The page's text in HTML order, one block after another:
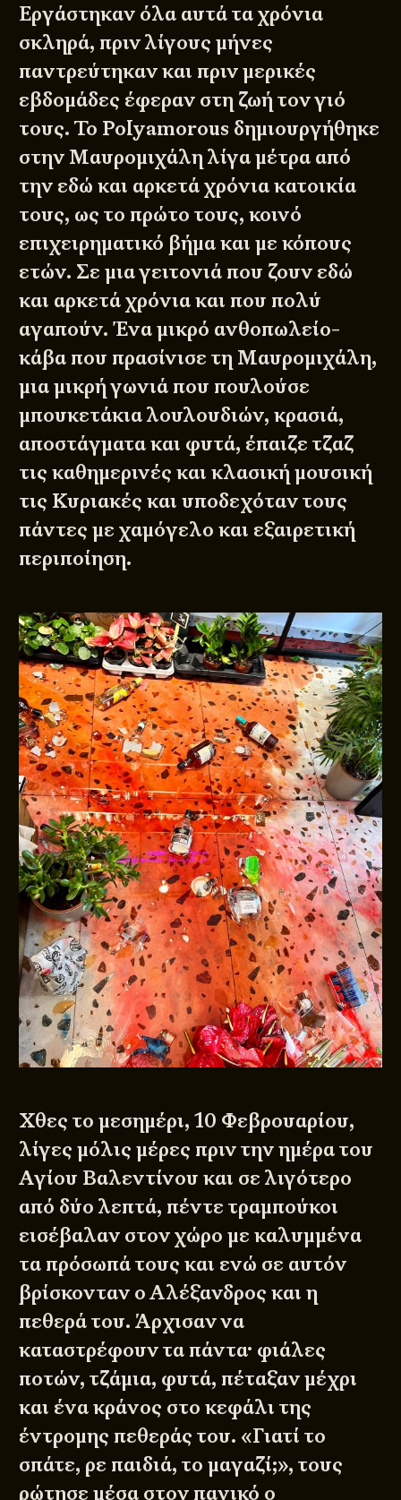
Εργάστηκαν όλα αυτά τα χρόνια
σκληρά, πριν λίγους μήνες
παντρεύτηκαν και πριν μερικές
εβδομάδες έφεραν στη ζωή τον γιό
τους. Το Polyamorous δημιουργήθηκε
στην Μαυρομιχάλη λίγα μέτρα από
την εδώ και αρκετά χρόνια κατοικία
τους, ως το πρώτο τους, κοινό
επιχειρηματικό βήμα και με κόπους
ετών. Σε μια γειτονιά που ζουν εδώ
και αρκετά χρόνια και που πολύ
αγαπούν. Ένα μικρό ανθοπωλείο-
κάβα που πρασίνισε τη Μαυρομιχάλη,
μια μικρή γωνιά που πουλούσε
μπουκετάκια λουλουδιών, κρασιά,
αποστάγματα και φυτά, έπαιζε τζαζ
τις καθημερινές και κλασική μουσική
τις Κυριακές και υποδεχόταν τους
πάντες με χαμόγελο και εξαιρετική
περιποίηση.
Χθες το μεσημέρι, 10 Φεβρουαρίου,
λίγες μόλις μέρες πριν την ημέρα του
Αγίου Βαλεντίνου και σε λιγότερο
από δύο λεπτά, πέντε τραμπούκοι
εισέβαλαν στον χώρο με καλυμμένα
τα πρόσωπά τους και ενώ σε αυτόν
βρίσκονταν ο Αλέξανδρος και η
πεθερά του. Άρχισαν να
καταστρέφουν τα πάντα· φιάλες
ποτών, τζάμια, φυτά, πέταξαν μέχρι
και ένα κράνος στο κεφάλι της
έντρομης πεθεράς του. «Γιατί το
σπάτε, ρε παιδιά, το μαγαζί;», τους
ρώτησε μέσα στον πανικό ο